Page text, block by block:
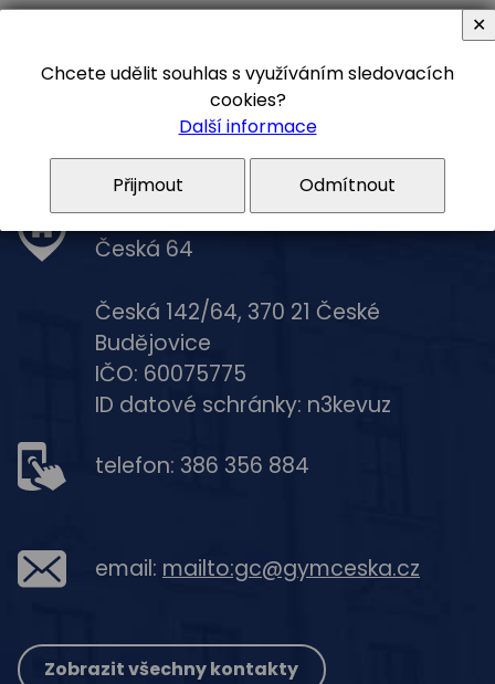
Kontakty
Gymnázium, České Budějovice,
Česká 64
Česká 142/64, 370 21 České
Budějovice
IČO: 60075775
ID datové schránky: n3kevuz
telefon: 386 356 884
email: mailto:gc@gymceska.cz
Zobrazit všechny kontakty
Chcete udělit souhlas s využíváním sledovacích
cookies?
Další informace
Přijmout Odmítnout
✕